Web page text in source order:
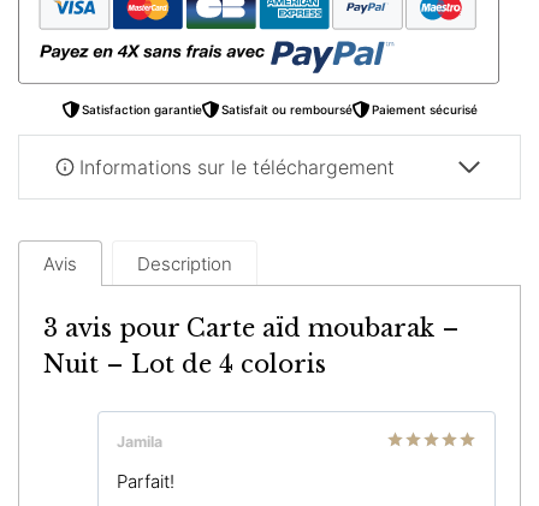
Nuit
coloris
Satisfaction garantie Satisfait ou remboursé Paiement sécurisé
Informations sur le téléchargement
Avis Description
3 avis pour Carte aïd moubarak –
Nuit – Lot de 4 coloris
Jamila
Parfait!